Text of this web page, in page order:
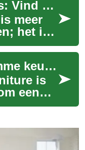
Garageverkoop Gids: Vind Unieke Tweedehands Schatten
meer
het is
Used Furniture: slimme keuzes voor een persoonlijk interieur
is
een
zetten
te